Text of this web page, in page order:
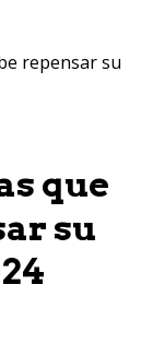
repensar su
que
su